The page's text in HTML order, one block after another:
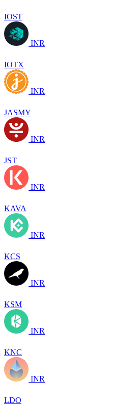
IOST
INR
IOTX
INR
JASMY
INR
JST
INR
KAVA
INR
KCS
INR
KSM
INR
KNC
INR
LDO